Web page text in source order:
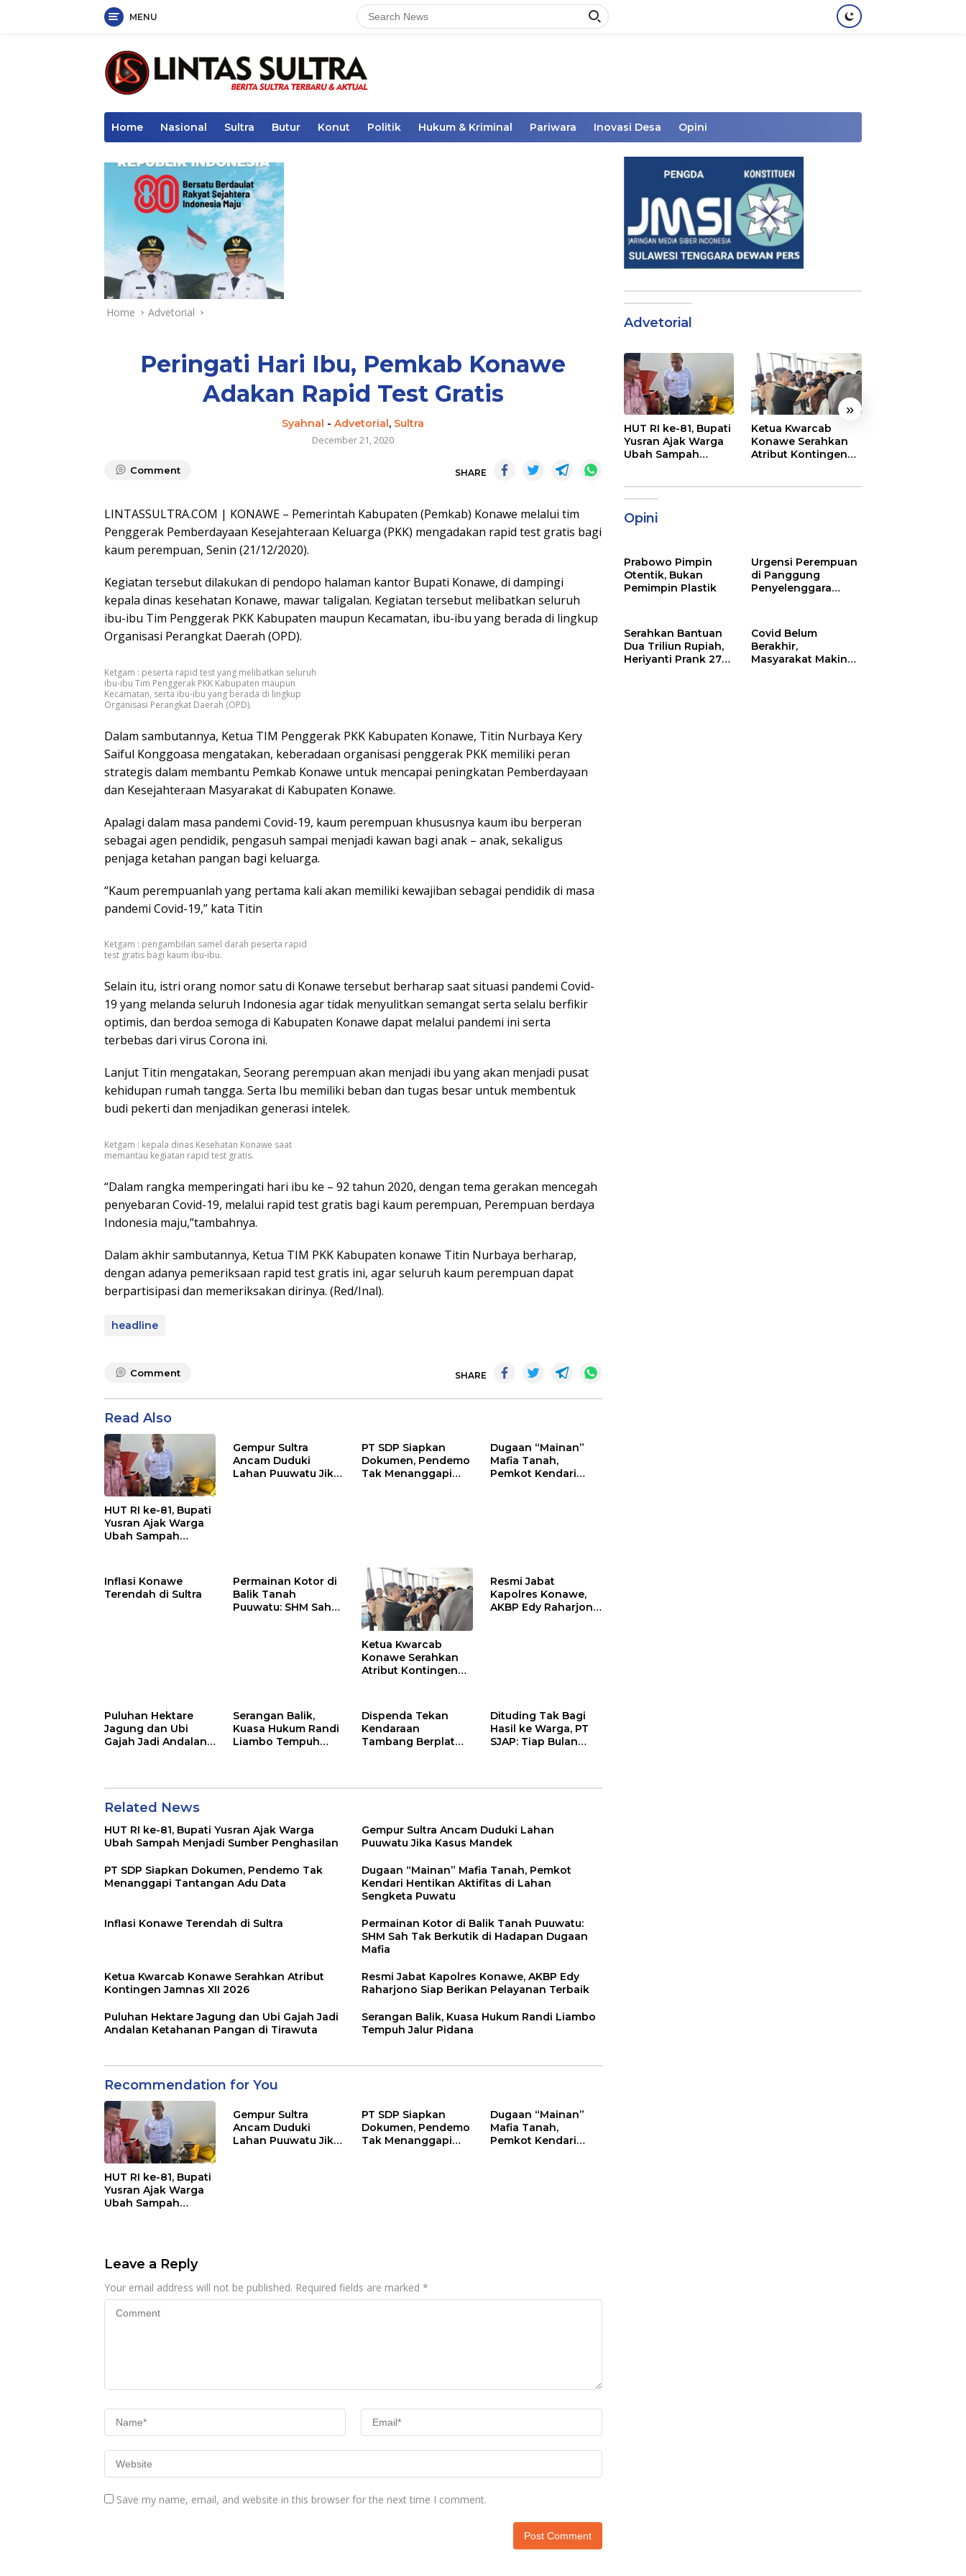
MENU
Home Nasional Sultra Butur Konut Politik Hukum & Kriminal Pariwara Inovasi Desa Opini
Home Advetorial
Peringati Hari Ibu, Pemkab Konawe
Adakan Rapid Test Gratis
Syahnal -Advetorial, Sultra
December 21, 2020
Comment SHARE
LINTASSULTRA.COM | KONAWE – Pemerintah Kabupaten (Pemkab) Konawe melalui tim
Penggerak Pemberdayaan Kesejahteraan Keluarga (PKK) mengadakan rapid test gratis bagi
kaum perempuan, Senin (21/12/2020).
Kegiatan tersebut dilakukan di pendopo halaman kantor Bupati Konawe, di dampingi
kepala dinas kesehatan Konawe, mawar taligalan. Kegiatan tersebut melibatkan seluruh
ibu-ibu Tim Penggerak PKK Kabupaten maupun Kecamatan, ibu-ibu yang berada di lingkup
Organisasi Perangkat Daerah (OPD).
Ketgam : peserta rapid test yang melibatkan seluruh
ibu-ibu Tim Penggerak PKK Kabupaten maupun
Kecamatan, serta ibu-ibu yang berada di lingkup
Organisasi Perangkat Daerah (OPD).
Dalam sambutannya, Ketua TIM Penggerak PKK Kabupaten Konawe, Titin Nurbaya Kery
Saiful Konggoasa mengatakan, keberadaan organisasi penggerak PKK memiliki peran
strategis dalam membantu Pemkab Konawe untuk mencapai peningkatan Pemberdayaan
dan Kesejahteraan Masyarakat di Kabupaten Konawe.
Apalagi dalam masa pandemi Covid-19, kaum perempuan khususnya kaum ibu berperan
sebagai agen pendidik, pengasuh sampai menjadi kawan bagi anak – anak, sekaligus
penjaga ketahan pangan bagi keluarga.
“Kaum perempuanlah yang pertama kali akan memiliki kewajiban sebagai pendidik di masa
pandemi Covid-19,” kata Titin
Ketgam : pengambilan samel darah peserta rapid
test gratis bagi kaum ibu-ibu.
Selain itu, istri orang nomor satu di Konawe tersebut berharap saat situasi pandemi Covid-
19 yang melanda seluruh Indonesia agar tidak menyulitkan semangat serta selalu berfikir
optimis, dan berdoa semoga di Kabupaten Konawe dapat melalui pandemi ini serta
terbebas dari virus Corona ini.
Lanjut Titin mengatakan, Seorang perempuan akan menjadi ibu yang akan menjadi pusat
kehidupan rumah tangga. Serta Ibu memiliki beban dan tugas besar untuk membentuk
budi pekerti dan menjadikan generasi intelek.
Ketgam : kepala dinas Kesehatan Konawe saat
memantau kegiatan rapid test gratis.
“Dalam rangka memperingati hari ibu ke – 92 tahun 2020, dengan tema gerakan mencegah
penyebaran Covid-19, melalui rapid test gratis bagi kaum perempuan, Perempuan berdaya
Indonesia maju,”tambahnya.
Dalam akhir sambutannya, Ketua TIM PKK Kabupaten konawe Titin Nurbaya berharap,
dengan adanya pemeriksaan rapid test gratis ini, agar seluruh kaum perempuan dapat
berpartisipasi dan memeriksakan dirinya. (Red/Inal).
headline
Comment SHARE
Read Also
HUT RI ke-81, Bupati
Yusran Ajak Warga
Ubah Sampah
Gempur Sultra
Ancam Duduki
Lahan Puuwatu Jika
PT SDP Siapkan
Dokumen, Pendemo
Tak Menanggapi
Dugaan “Mainan”
Mafia Tanah,
Pemkot Kendari
Inflasi Konawe
Terendah di Sultra
Permainan Kotor di
Balik Tanah
Puuwatu: SHM Sah
Ketua Kwarcab
Konawe Serahkan
Atribut Kontingen
Resmi Jabat
Kapolres Konawe,
AKBP Edy Raharjono
Puluhan Hektare
Jagung dan Ubi
Gajah Jadi Andalan
Serangan Balik,
Kuasa Hukum Randi
Liambo Tempuh
Dispenda Tekan
Kendaraan
Tambang Berplat
Dituding Tak Bagi
Hasil ke Warga, PT
SJAP: Tiap Bulan
Related News
HUT RI ke-81, Bupati Yusran Ajak Warga
Ubah Sampah Menjadi Sumber Penghasilan
Gempur Sultra Ancam Duduki Lahan
Puuwatu Jika Kasus Mandek
PT SDP Siapkan Dokumen, Pendemo Tak
Menanggapi Tantangan Adu Data
Dugaan “Mainan” Mafia Tanah, Pemkot
Kendari Hentikan Aktifitas di Lahan
Sengketa Puwatu
Inflasi Konawe Terendah di Sultra
Permainan Kotor di Balik Tanah Puuwatu:
SHM Sah Tak Berkutik di Hadapan Dugaan
Mafia
Ketua Kwarcab Konawe Serahkan Atribut
Kontingen Jamnas XII 2026
Resmi Jabat Kapolres Konawe, AKBP Edy
Raharjono Siap Berikan Pelayanan Terbaik
Puluhan Hektare Jagung dan Ubi Gajah Jadi
Andalan Ketahanan Pangan di Tirawuta
Serangan Balik, Kuasa Hukum Randi Liambo
Tempuh Jalur Pidana
Recommendation for You
HUT RI ke-81, Bupati
Yusran Ajak Warga
Ubah Sampah
Gempur Sultra
Ancam Duduki
Lahan Puuwatu Jika
PT SDP Siapkan
Dokumen, Pendemo
Tak Menanggapi
Dugaan “Mainan”
Mafia Tanah,
Pemkot Kendari
Leave a Reply
Your email address will not be published. Required fields are marked *
Save my name, email, and website in this browser for the next time I comment.
Advetorial
« »
HUT RI ke-81, Bupati
Yusran Ajak Warga
Ubah Sampah
Ketua Kwarcab
Konawe Serahkan
Atribut Kontingen
Opini
Prabowo Pimpin
Otentik, Bukan
Pemimpin Plastik
Urgensi Perempuan
di Panggung
Penyelenggara
Serahkan Bantuan
Dua Triliun Rupiah,
Heriyanti Prank 270
Covid Belum
Berakhir,
Masyarakat Makin